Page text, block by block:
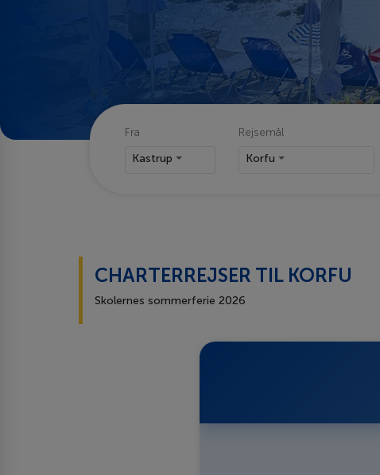
Fra
Kastrup
Rejsemål
Korfu
CHARTERREJSER TIL KORFU
Skolernes sommerferie 2026